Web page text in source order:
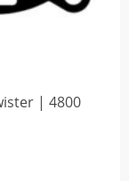
| 4800